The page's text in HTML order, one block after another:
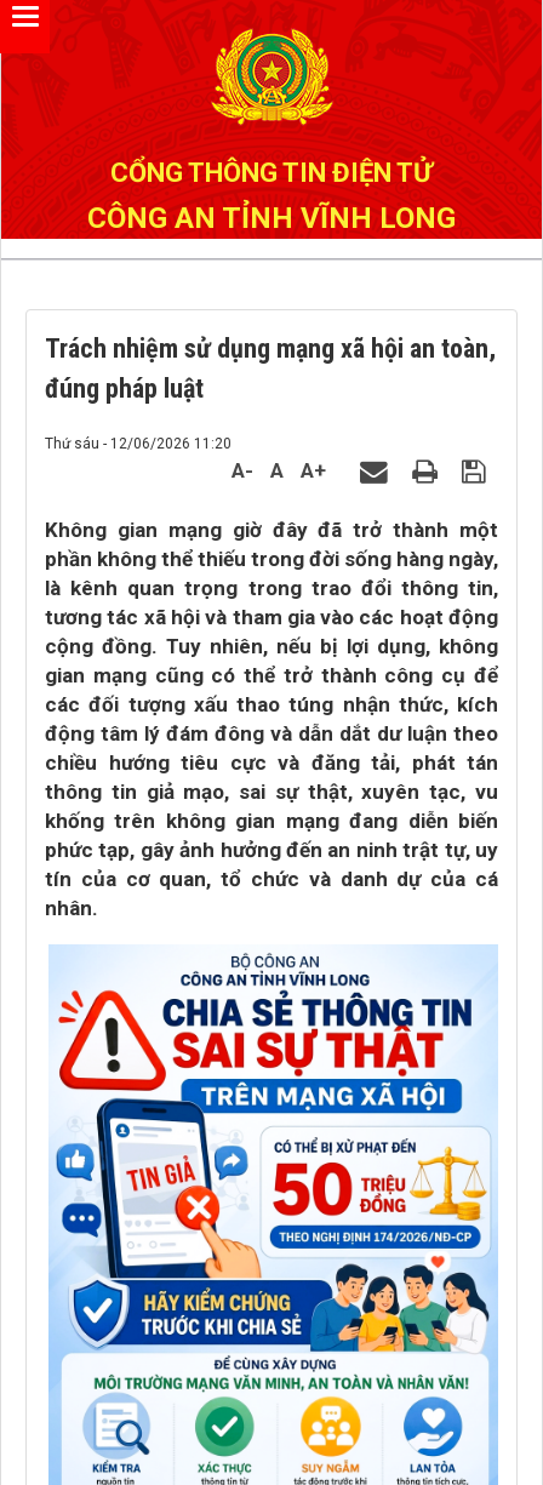
CỔNG THÔNG TIN ĐIỆN TỬ
CÔNG AN TỈNH VĨNH LONG
Trách nhiệm sử dụng mạng xã hội an toàn,
đúng pháp luật
Thứ sáu - 12/06/2026 11:20
A- A A+
Không gian mạng giờ đây đã trở thành một
phần không thể thiếu trong đời sống hàng ngày,
là kênh quan trọng trong trao đổi thông tin,
tương tác xã hội và tham gia vào các hoạt động
cộng đồng. Tuy nhiên, nếu bị lợi dụng, không
gian mạng cũng có thể trở thành công cụ để
các đối tượng xấu thao túng nhận thức, kích
động tâm lý đám đông và dẫn dắt dư luận theo
chiều hướng tiêu cực và đăng tải, phát tán
thông tin giả mạo, sai sự thật, xuyên tạc, vu
khống trên không gian mạng đang diễn biến
phức tạp, gây ảnh hưởng đến an ninh trật tự, uy
tín của cơ quan, tổ chức và danh dự của cá
nhân.